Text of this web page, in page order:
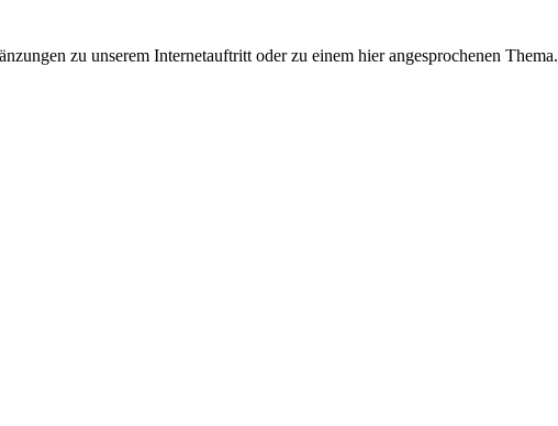
zu unserem Internetauftritt oder zu einem hier angesprochenen Thema.